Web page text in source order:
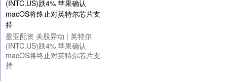
盈亚配资 美股异动 | 英特尔
(INTC.US)跌4% 苹果确认
macOS将终止对英特尔芯片支
持